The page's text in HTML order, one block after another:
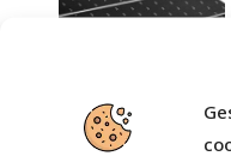
TAPICES